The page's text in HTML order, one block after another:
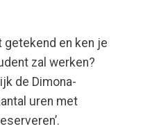
en ken je
zal werken?
de Dimona-
uren met